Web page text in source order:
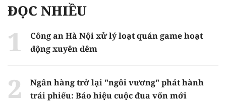
ĐỌC NHIỀU
Công an Hà Nội xử lý loạt quán game hoạt
động xuyên đêm
Ngân hàng trở lại "ngôi vương" phát hành
trái phiếu: Báo hiệu cuộc đua vốn mới